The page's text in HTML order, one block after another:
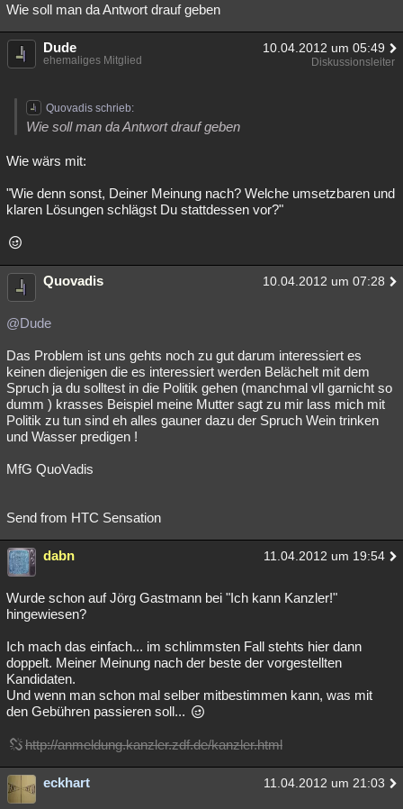
Wie soll man da Antwort drauf geben
Dude 10.04.2012 um 05:49
ehemaliges Mitglied Diskussionsleiter
Quovadis schrieb:
Wie soll man da Antwort drauf geben
Wie wärs mit:
"Wie denn sonst, Deiner Meinung nach? Welche umsetzbaren und
klaren Lösungen schlägst Du stattdessen vor?"
Quovadis 10.04.2012 um 07:28
@Dude
Das Problem ist uns gehts noch zu gut darum interessiert es
keinen diejenigen die es interessiert werden Belächelt mit dem
Spruch ja du solltest in die Politik gehen (manchmal vll garnicht so
dumm ) krasses Beispiel meine Mutter sagt zu mir lass mich mit
Politik zu tun sind eh alles gauner dazu der Spruch Wein trinken
und Wasser predigen !
MfG QuoVadis
Send from HTC Sensation
dabn 11.04.2012 um 19:54
Wurde schon auf Jörg Gastmann bei "Ich kann Kanzler!"
hingewiesen?
Ich mach das einfach... im schlimmsten Fall stehts hier dann
doppelt. Meiner Meinung nach der beste der vorgestellten
Kandidaten.
Und wenn man schon mal selber mitbestimmen kann, was mit
den Gebühren passieren soll...
http://anmeldung.kanzler.zdf.de/kanzler.html
eckhart 11.04.2012 um 21:03